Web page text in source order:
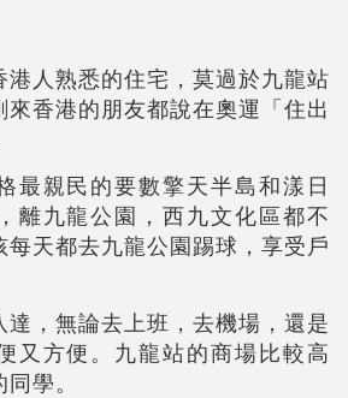
港人熟悉的住宅，莫過於九龍站
香港的朋友都說在奧運「住出
最親民的要數擎天半島和漾日
離九龍公園，西九文化區都不
天都去九龍公園踢球，享受戶
達，無論去上班，去機場，還是
又方便。九龍站的商場比較高
學。